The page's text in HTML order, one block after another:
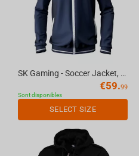
SK Gaming - Soccer Jacket, XL
€59.99
Sont disponibles
SELECT SIZE